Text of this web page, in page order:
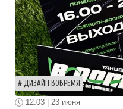
ДИЗАЙН ВОВРЕМЯ
12:03 | 23 июня